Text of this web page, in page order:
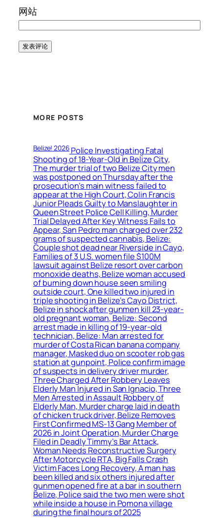
网站
MORE POSTS
Belize! 2026Police Investigating Fatal
Shooting of 18-Year-Old in Belize City,
The murder trial of two Belize City men
was postponed on Thursday after the
prosecution’s main witness failed to
appear at the High Court, Colin Francis
Junior Pleads Guilty to Manslaughter in
Queen Street Police Cell Killing, Murder
Trial Delayed After Key Witness Fails to
Appear, San Pedro man charged over 232
grams of suspected cannabis, Belize:
Couple shot dead near Riverside in Cayo,
Families of 3 U.S. women file $100M
lawsuit against Belize resort over carbon
monoxide deaths, Belize woman accused
of burning down house seen smiling
outside court, One killed two injured in
triple shooting in Belize’s Cayo District,
Belize in shock after gunmen kill 23-year-
old pregnant woman, Belize: Second
arrest made in killing of 19-year-old
technician, Belize: Man arrested for
murder of Costa Rican banana company
manager, Masked duo on scooter rob gas
station at gunpoint, Police confirm image
of suspects in delivery driver murder,
Three Charged After Robbery Leaves
Elderly Man Injured in San Ignacio, Three
Men Arrested in Assault Robbery of
Elderly Man, Murder charge laid in death
of chicken truck driver, Belize Removes
First Confirmed MS-13 Gang Member of
2026 in Joint Operation, Murder Charge
Filed in Deadly Timmy’s Bar Attack,
Woman Needs Reconstructive Surgery
After Motorcycle RTA, Big Falls Crash
Victim Faces Long Recovery, A man has
been killed and six others injured after
gunmen opened fire at a bar in southern
Belize, Police said the two men were shot
while inside a house in Pomona village
during the final hours of 2025